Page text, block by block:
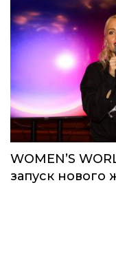
WOMEN’S
запуск нового